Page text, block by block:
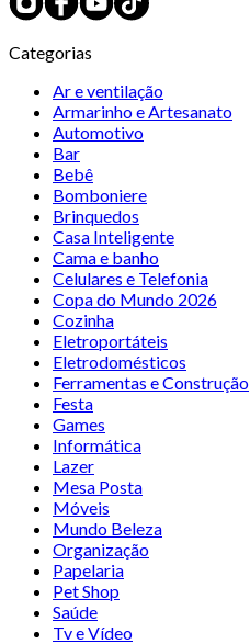
Categorias
Ar e ventilação
Armarinho e Artesanato
Automotivo
Bar
Bebê
Bomboniere
Brinquedos
Casa Inteligente
Cama e banho
Celulares e Telefonia
Copa do Mundo 2026
Cozinha
Eletroportáteis
Eletrodomésticos
Ferramentas e Construção
Festa
Games
Informática
Lazer
Mesa Posta
Móveis
Mundo Beleza
Organização
Papelaria
Pet Shop
Saúde
Tv e Vídeo